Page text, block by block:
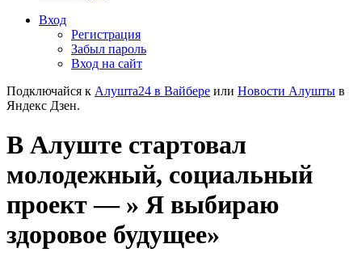
Вход
Регистрация
Забыл пароль
Вход на сайт
Подключайся к Алушта24 в Вайбере или Новости Алушты в
Яндекс Дзен.
В Алуште стартовал
молодежный, социальный
проект — » Я выбираю
здоровое будущее»